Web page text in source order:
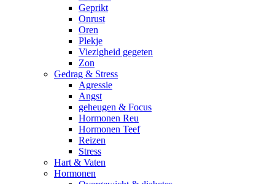
Geprikt
Onrust
Oren
Plekje
Viezigheid gegeten
Zon
Gedrag & Stress
Agressie
Angst
geheugen & Focus
Hormonen Reu
Hormonen Teef
Reizen
Stress
Hart & Vaten
Hormonen